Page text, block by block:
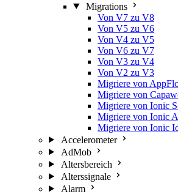
Migrations
Von V7 zu V8
Von V5 zu V6
Von V4 zu V5
Von V6 zu V7
Von V3 zu V4
Von V2 zu V3
Migriere von
Migriere von
Migriere von Ionic
Migriere von Ionic
Migriere von Ionic
Accelerometer
AdMob
Altersbereich
Alterssignale
Alarm